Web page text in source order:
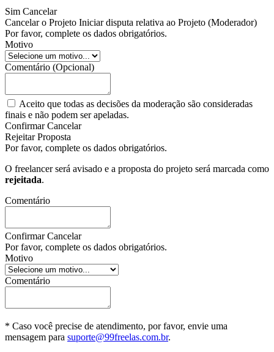
Sim Cancelar
Cancelar o Projeto Iniciar disputa relativa ao Projeto (Moderador)
Por favor, complete os dados obrigatórios.
Motivo
Comentário (Opcional)
Aceito que todas as decisões da moderação são consideradas
finais e não podem ser apeladas.
Confirmar Cancelar
Rejeitar Proposta
Por favor, complete os dados obrigatórios.
O freelancerserá avisado e a proposta do projeto será marcada como
rejeitada.
Comentário
Confirmar Cancelar
Por favor, complete os dados obrigatórios.
Motivo
Comentário
* Caso você precise de atendimento, por favor, envie uma
mensagem para suporte@99freelas.com.br.